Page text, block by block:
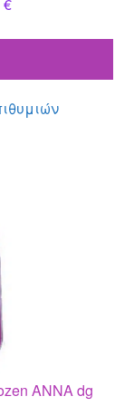
ANNA dg